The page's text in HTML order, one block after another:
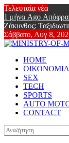
Skip
to
content
Τελευταία νέα
1 μήνα Ago
Ζάκυνθος:
Σάββατο, Αυγ 8,
Online Lifestyle
Primary
Menu
HOME
ΟΙΚΟΝΟΜΙΑ
SEX
TECH
SPORTS
AUTO
CONTACT
Αναζήτηση
για: